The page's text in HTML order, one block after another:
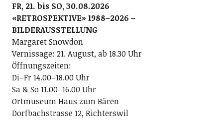
FR, 21. bis SO, 30.08.2026
«RETROSPEKTIVE» 1988–2026 –
BILDERAUSSTELLUNG
Margaret Snowdon
Vernissage: 21. August, ab 18.30 Uhr
Öffnungszeiten:
Di–Fr 14.00–18.00 Uhr
Sa & So 11.00–16.00 Uhr
Ortmuseum Haus zum Bären
Dorfbachstrasse 12, Richterswil